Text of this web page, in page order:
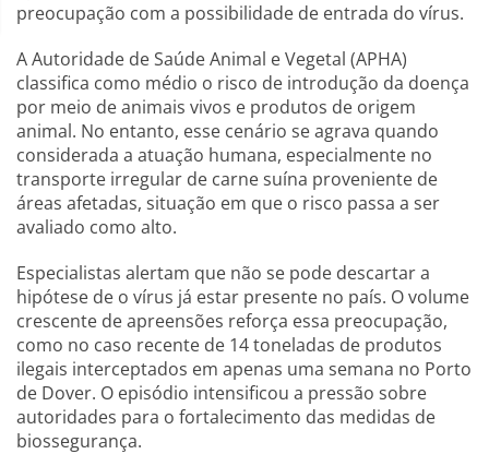
preocupação com a possibilidade de entrada do vírus.
A Autoridade de Saúde Animal e Vegetal (APHA)
classifica como médio o risco de introdução da doença
por meio de animais vivos e produtos de origem
animal. No entanto, esse cenário se agrava quando
considerada a atuação humana, especialmente no
transporte irregular de carne suína proveniente de
áreas afetadas, situação em que o risco passa a ser
avaliado como alto.
Especialistas alertam que não se pode descartar a
hipótese de o vírus já estar presente no país. O volume
crescente de apreensões reforça essa preocupação,
como no caso recente de 14 toneladas de produtos
ilegais interceptados em apenas uma semana no Porto
de Dover. O episódio intensificou a pressão sobre
autoridades para o fortalecimento das medidas de
biossegurança.